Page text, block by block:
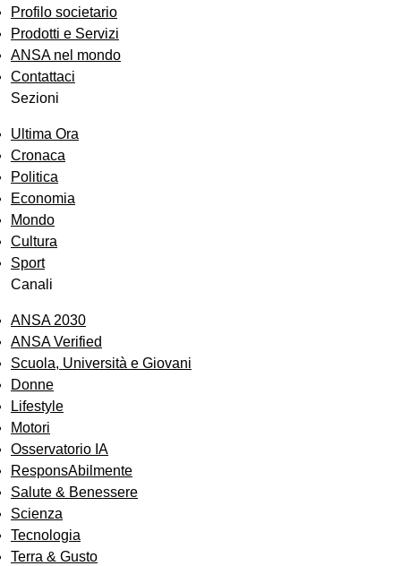
Profilo societario
Prodotti e Servizi
ANSA nel mondo
Contattaci
Sezioni
Ultima Ora
Cronaca
Politica
Economia
Mondo
Cultura
Sport
Canali
ANSA 2030
ANSA Verified
Scuola, Università e Giovani
Donne
Lifestyle
Motori
Osservatorio IA
ResponsAbilmente
Salute & Benessere
Scienza
Tecnologia
Terra & Gusto